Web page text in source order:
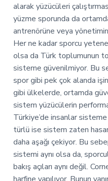
alarak yüzücüleri
yüzme sporunda da
antrenörüne veya
Her ne kadar sporcu
olsa da Türk toplumunun
sisteme güvenilmiyor. Bu
spor gibi pek çok alanda
gibi ülkelerde, ortamda
sistem yüzücülerin
Türkiye’de insanlar
türlü ise sistem zaten
daha aşağı çekiyor. Bu
sistemi aynı olsa da,
bakış açıları aynı değil.